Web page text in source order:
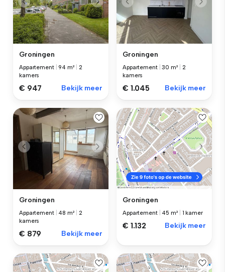
Groningen
Appartement |94 m²
2
kamers
€ 947 Bekijk meer
Groningen
Appartement |30 m²
2
kamers
€ 1.045 Bekijk meer
Groningen
Appartement 48 m²
2
kamers
€ 879 Bekijk meer
Groningen
Appartement 45 m² 1 kamer
€ 1.132 Bekijk meer